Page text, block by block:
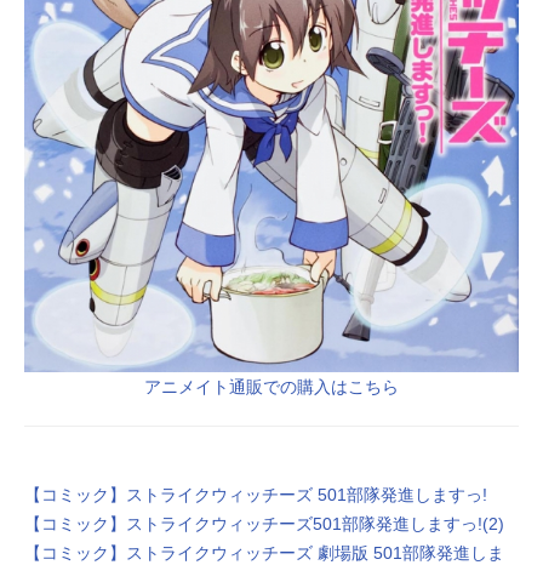
ル：佐藤利奈エイラ・イル...
ショップ：名塚佳織ペリーヌ・クロ
ステルマン：沢城みゆきミーナ・デ
ィートリンデ・ヴィルケ：田中理恵
ゲルトルート・バルクホルン：園崎
未恵エーリカ・ハルトマン：野川さ
くらフランチェスカ・ルッキーニ：
斎藤千和シャーロット・E・イェ...
アニメイト通販での購入はこちら
【コミック】ストライクウィッチーズ 501部隊発進しますっ!
【コミック】ストライクウィッチーズ501部隊発進しますっ!(2)
【コミック】ストライクウィッチーズ 劇場版 501部隊発進しま